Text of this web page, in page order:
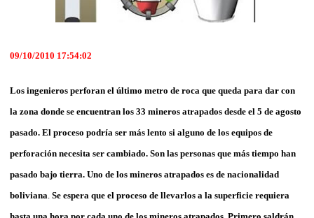
09/10/2010 17:54:02
Los ingenieros perforan el último metro de roca que queda para dar con
la zona donde se encuentran los 33 mineros atrapados desde el 5 de agosto
pasado. El proceso podría ser más lento si alguno de los equipos de
perforación necesita ser cambiado. Son las personas que más tiempo han
pasado bajo tierra. Uno de los mineros atrapados es de nacionalidad
boliviana Se espera que el proceso de llevarlos a la superficie requiera